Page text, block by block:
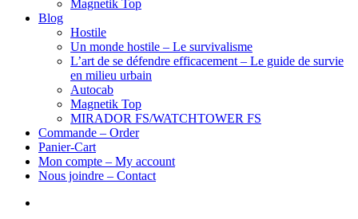
Magnetik Top
Blog
Hostile
Un monde hostile – Le survivalisme
L’art de se défendre efficacement – Le guide de survie
en milieu urbain
Autocab
Magnetik Top
MIRADOR FS/WATCHTOWER FS
Commande – Order
Panier-Cart
Mon compte – My account
Nous joindre – Contact